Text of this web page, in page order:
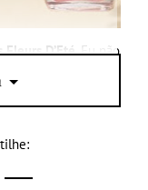
Fleurs D’Eté. Eu não